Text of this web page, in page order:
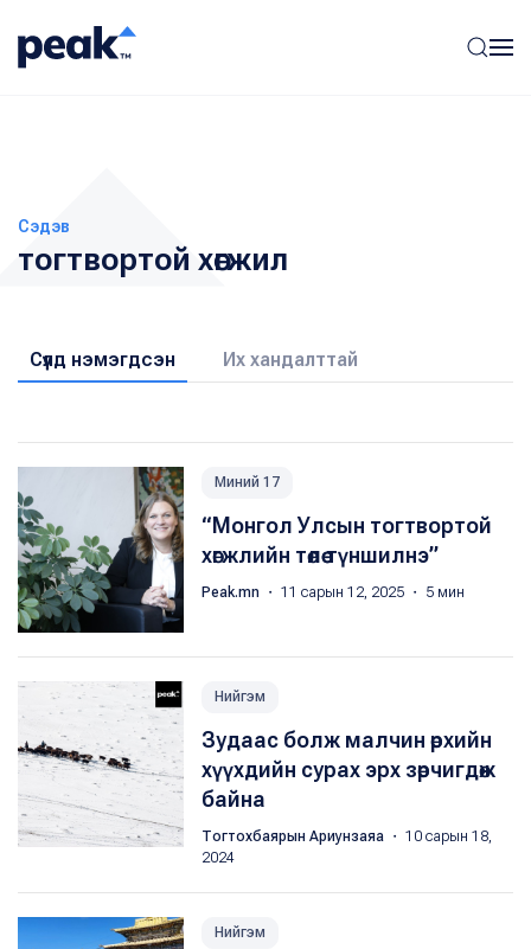
Сэдэв
тогтвортой хөгжил
Сүүлд нэмэгдсэн Их хандалттай
Миний 17
“Монгол Улсын тогтвортой
хөгжлийн төлөө түншилнэ”
Peak.mn ・ 11 сарын 12, 2025 ・ 5 мин
Нийгэм
​Зудаас болж малчин өрхийн
хүүхдийн сурах эрх зөрчигдөж
байна
Тогтохбаярын Ариунзаяа ・ 10 сарын 18,
2024
Нийгэм